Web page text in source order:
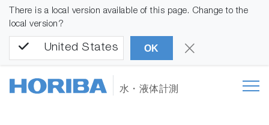
There is a local version available of this page. Change to the
local version?
United States OK
水・液体計測